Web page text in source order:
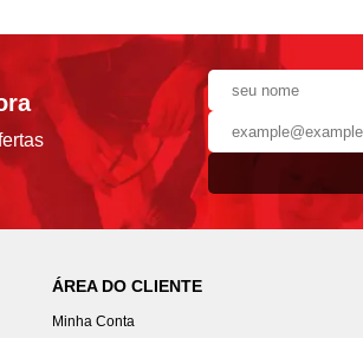
ÁREA DO CLIENTE
Minha Conta